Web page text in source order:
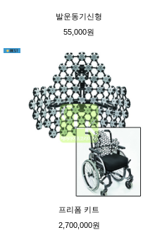
발운동기신형
55,000원
프리폼 키트
2,700,000원